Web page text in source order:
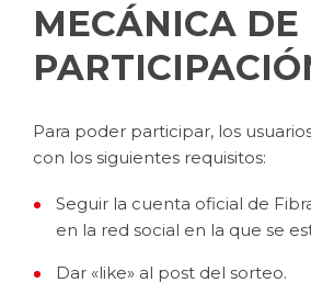
MECÁNICA DE
Para poder participar, los
con los siguientes requisitos:
Seguir la cuenta oficial de
en la red social en la que se
Dar «like» al post del sorteo.